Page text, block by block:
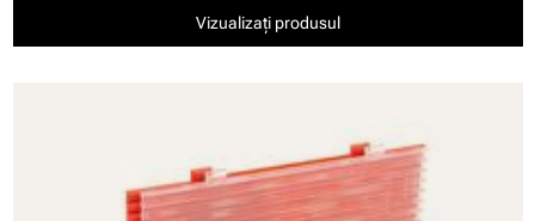
Vizualizați produsul